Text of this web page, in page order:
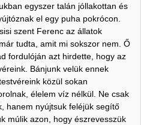
egyszer talán jóllakottan és
el egy puha pokrócon.
szent Ferenc az állatok
tudta, amit mi sokszor nem. Ő
fordulóján azt hirdette, hogy az
Bánjunk velük ennek
közül sokan
élelem víz nélkül. Ne csak
hanem nyújtsuk feléjük segítő
múlik azon, hogy észrevesszük